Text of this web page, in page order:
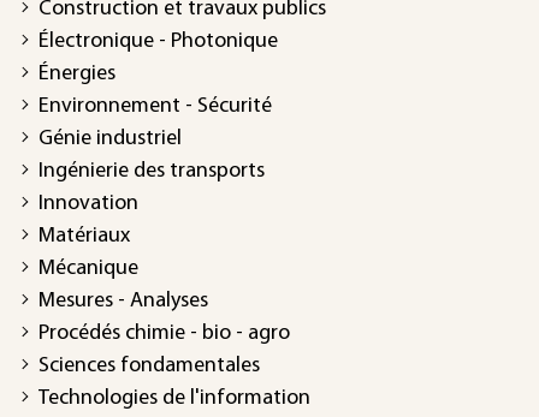
Construction et travaux publics
Électronique - Photonique
Énergies
Environnement - Sécurité
Génie industriel
Ingénierie des transports
Innovation
Matériaux
Mécanique
Mesures - Analyses
Procédés chimie - bio - agro
Sciences fondamentales
Technologies de l'information